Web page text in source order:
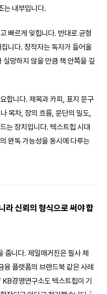
는 내부입니다.
빠르게 잊힙니다. 반대로 균형
니다. 창작자는 독자가 들어올
실망하지 않을 만큼 책 안쪽을 깊
합니다. 제목과 카피, 표지 문구
목차, 장의 흐름, 문단의 밀도,
는 장치입니다. 텍스트힙 시대
완독 가능성을 동시에 다루는
라 신뢰의 형식으로 써야 합
줍니다. 제일매거진은 필사 체
플랫폼의 브랜드북 같은 사례
KB경영연구소도 텍스트힙이 기